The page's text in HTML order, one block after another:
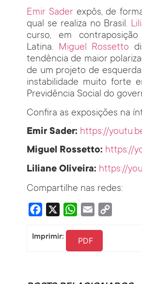
Emir Saderexpôs, de
qual se realiza no Brasil.
curso, em
Latina. Miguel Rossetto
tendência de maior
de um projeto de
instabilidade muito forte
Previdência Social do
Confira as exposições na
Emir Sader: https://
Miguel Rossetto: https://
Liliane Oliveira: https://
Compartilhe nas redes:
Facebook WhatsApp
Email
Imprimir: PDF